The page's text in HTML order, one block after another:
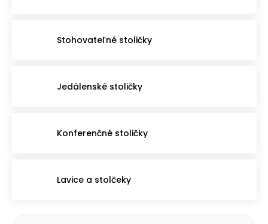
Stohovateľné stoličky
Jedálenské stoličky
Konferenčné stoličky
Lavice a stolčeky